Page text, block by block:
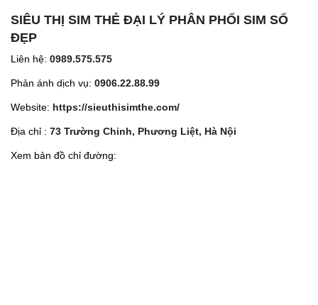
SIÊU THỊ SIM THẺ ĐẠI LÝ PHÂN PHỐI SIM SỐ
ĐẸP
Liên hệ: 0989.575.575
Phản ánh dịch vụ: 0906.22.88.99
Website: https://sieuthisimthe.com/
Địa chỉ : 73 Trường Chinh, Phương Liệt, Hà Nội
Xem bản đồ chỉ đường: